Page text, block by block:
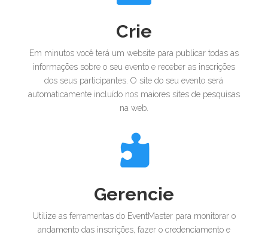
Crie
Em minutos você terá um website para publicar todas as
informações sobre o seu evento e receber as inscrições
dos seus participantes. O site do seu evento será
automaticamente incluído nos maiores sites de pesquisas
na web.

Gerencie
Utilize as ferramentas do EventMaster para monitorar o
andamento das inscrições, fazer o credenciamento e